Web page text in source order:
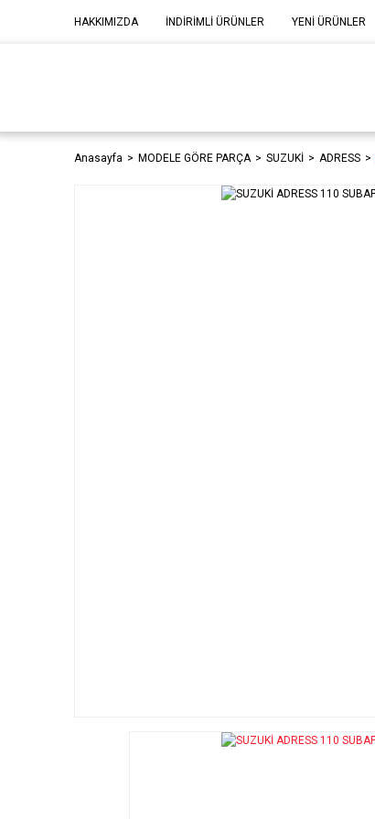
HAKKIMIZDA İNDİRİMLİ ÜRÜNLER YENİ ÜRÜNLER
Anasayfa MODELE GÖRE PARÇA SUZUKİ ADRESS